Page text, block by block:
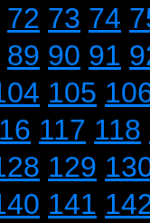
72 73 74
89 90 91
105
117 118
129
141